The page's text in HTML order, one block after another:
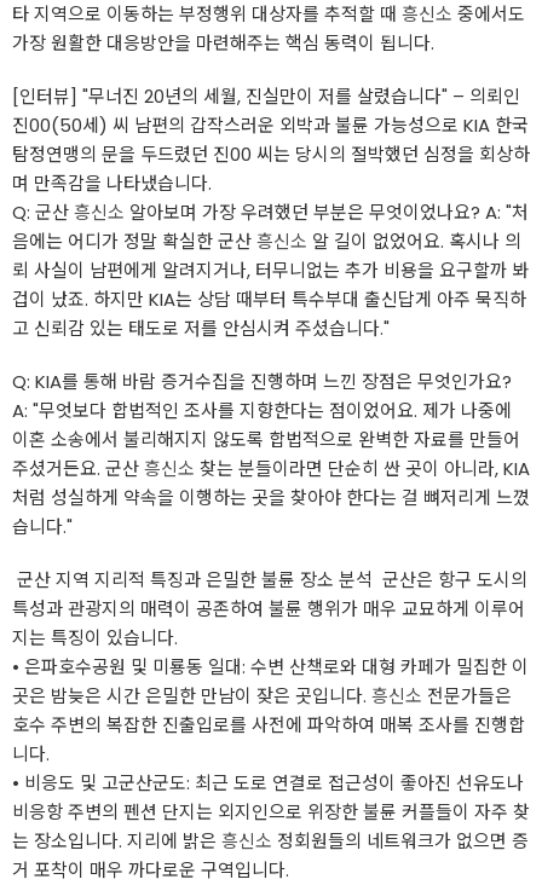
타 지역으로 이동하는 부정행위 대상자를 추적할 때 흥신소 중에서도
가장 원활한 대응방안을 마련해주는 핵심 동력이 됩니다.
​[인터뷰] "무너진 20년의 세월, 진실만이 저를 살렸습니다" – 의뢰인
진00(50세) 씨 남편의 갑작스러운 외박과 불륜 가능성으로 KIA 한국
탐정연맹의 문을 두드렸던 진00 씨는 당시의 절박했던 심정을 회상하
며 만족감을 나타냈습니다.
​Q: 군산흥신소 알아보며 가장 우려했던 부분은 무엇이었나요? A: "처
음에는 어디가 정말 확실한 군산흥신소 알 길이 없었어요. 혹시나 의
뢰 사실이 남편에게 알려지거나, 터무니없는 추가 비용을 요구할까 봐
겁이 났죠. 하지만 KIA는 상담 때부터 특수부대 출신답게 아주 묵직하
고 신뢰감 있는 태도로 저를 안심시켜 주셨습니다."
​Q: KIA를 통해 바람 증거수집을 진행하며 느낀 장점은 무엇인가요?
A: "무엇보다 합법적인 조사를 지향한다는 점이었어요. 제가 나중에
이혼 소송에서 불리해지지 않도록 합법적으로 완벽한 자료를 만들어
주셨거든요. 군산흥신소 찾는 분들이라면 단순히 싼 곳이 아니라, KIA
처럼 성실하게 약속을 이행하는 곳을 찾아야 한다는 걸 뼈저리게 느꼈
습니다."
​ 군산 지역 지리적 특징과 은밀한 불륜 장소 분석 ​ ​군산은 항구 도시의
특성과 관광지의 매력이 공존하여 불륜 행위가 매우 교묘하게 이루어
지는 특징이 있습니다.
• ​은파호수공원 및 미룡동 일대: 수변 산책로와 대형 카페가 밀집한 이
곳은 밤늦은 시간 은밀한 만남이 잦은 곳입니다. 흥신소 전문가들은
호수 주변의 복잡한 진출입로를 사전에 파악하여 매복 조사를 진행합
니다.
• ​비응도 및 고군산군도: 최근 도로 연결로 접근성이 좋아진 선유도나
비응항 주변의 펜션 단지는 외지인으로 위장한 불륜 커플들이 자주 찾
는 장소입니다. 지리에 밝은 흥신소 정회원들의 네트워크가 없으면 증
거 포착이 매우 까다로운 구역입니다.